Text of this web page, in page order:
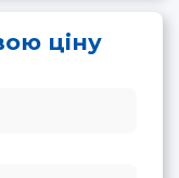
ціну